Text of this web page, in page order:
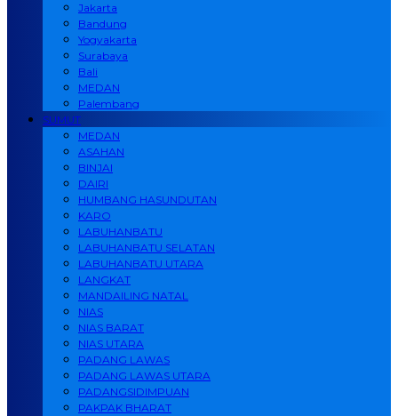
Jakarta
Bandung
Yogyakarta
Surabaya
Bali
MEDAN
Palembang
SUMUT
MEDAN
ASAHAN
BINJAI
DAIRI
HUMBANG HASUNDUTAN
KARO
LABUHANBATU
LABUHANBATU SELATAN
LABUHANBATU UTARA
LANGKAT
MANDAILING NATAL
NIAS
NIAS BARAT
NIAS UTARA
PADANG LAWAS
PADANG LAWAS UTARA
PADANGSIDIMPUAN
PAKPAK BHARAT